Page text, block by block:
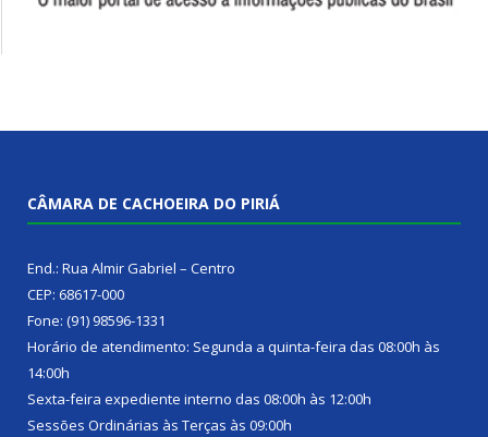
CÂMARA DE CACHOEIRA DO PIRIÁ
End.: Rua Almir Gabriel – Centro
CEP: 68617-000
Fone: (91) 98596-1331
Horário de atendimento: Segunda a quinta-feira das 08:00h às
14:00h
Sexta-feira expediente interno das 08:00h às 12:00h
Sessões Ordinárias às Terças às 09:00h